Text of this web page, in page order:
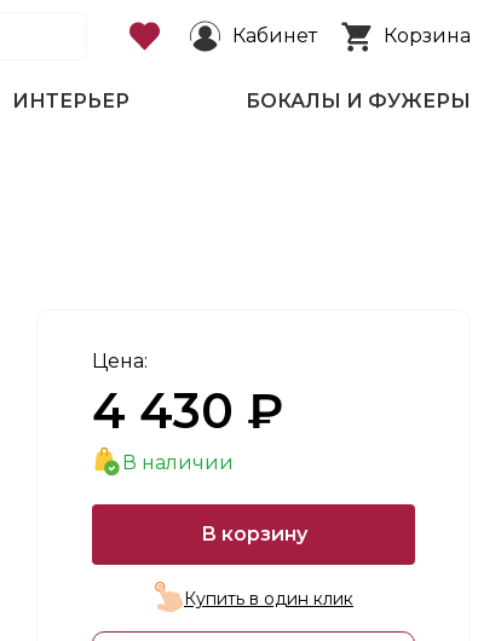
Кабинет Корзина
ИНТЕРЬЕР БОКАЛЫ И ФУЖЕРЫ
Цена:
4 430 ₽
В наличии
В корзину
Купить в один клик